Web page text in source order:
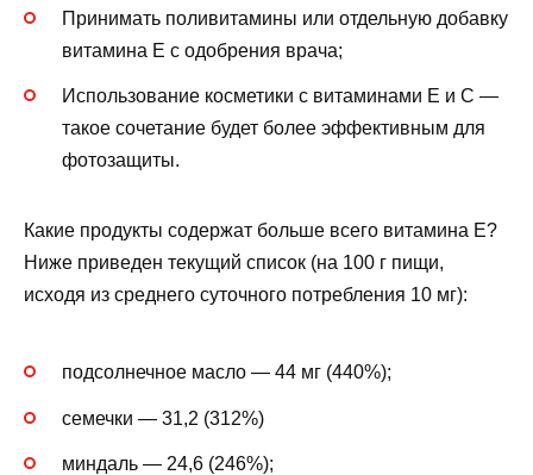
Принимать поливитамины или отдельную добавку
витамина Е с одобрения врача;
Использование косметики с витаминами Е и С —
такое сочетание будет более эффективным для
фотозащиты.
Какие продукты содержат больше всего витамина Е?
Ниже приведен текущий список (на 100 г пищи,
исходя из среднего суточного потребления 10 мг):
подсолнечное масло — 44 мг (440%);
семечки — 31,2 (312%)
миндаль — 24,6 (246%);